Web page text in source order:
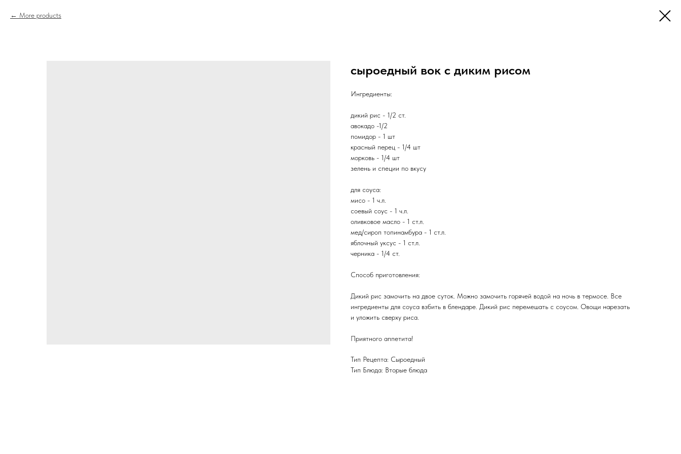
More products
сыроедный вок с диким рисом
Ингредиенты:
дикий рис - 1/2 ст.
авокадо -1/2
помидор - 1 шт
красный перец - 1/4 шт
морковь - 1/4 шт
зелень и специи по вкусу
для соуса:
мисо - 1 ч.л.
соевый соус - 1 ч.л.
оливковое масло - 1 ст.л.
мед/сироп топинамбура - 1 ст.л.
яблочный уксус - 1 ст.л.
черника - 1/4 ст.
Способ приготовления:
Дикий рис замочить на двое суток. Можно замочить горячей водой на ночь в термосе. Все
ингредиенты для соуса взбить в блендаре. Дикий рис перемешать с соусом. Овощи нарезать
и уложить сверху риса.
Приятного аппетита!
Тип Рецепта: Сыроедный
Тип Блюда: Вторые блюда